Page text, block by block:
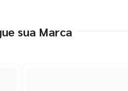
sua Marca